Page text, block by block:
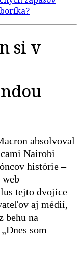
si v
absolvoval
Nairobi
histórie –
tejto dvojice
aj médií,
behu na
som